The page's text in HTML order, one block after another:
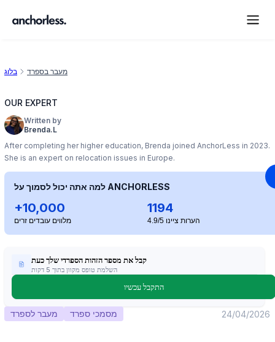
בלוג מעבר בספרד
OUR EXPERT
Written by
Brenda.L
After completing her higher education, Brenda joined AnchorLess in 2023.
She is an expert on relocation issues in Europe.
למה אתה יכול לסמוך על ANCHORLESS
+10,000
מלווים עובדים זרים
1194
הערות ציינו 4.9/5
קבל את מספר הזהות הספרדי שלך כעת
השלמת טופס מקוון בתוך 5 דקות
התקבל עכשיו
מעבר לספרד מסמכי ספרד 24/04/2026